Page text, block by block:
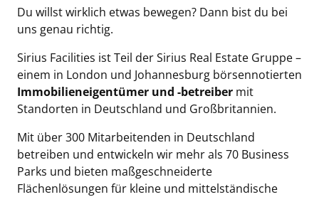
Du willst wirklich etwas bewegen? Dann bist du bei
uns genau richtig.
Sirius Facilities ist Teil der Sirius Real Estate Gruppe –
einem in London und Johannesburg börsennotierten
Immobilieneigentümer und -betreiber mit
Standorten in Deutschland und Großbritannien.
Mit über 300 Mitarbeitenden in Deutschland
betreiben und entwickeln wir mehr als 70 Business
Parks und bieten maßgeschneiderte
Flächenlösungen für kleine und mittelständische